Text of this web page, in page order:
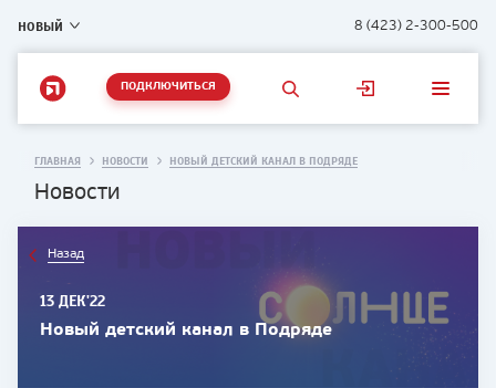
НОВЫЙ 8 (423) 2-300-500
ПОДКЛЮЧИТЬСЯ
ГЛАВНАЯ НОВОСТИ НОВЫЙ ДЕТСКИЙ КАНАЛ В ПОДРЯДЕ
Новости
Назад
13 ДЕК'22
Новый детский канал в Подряде